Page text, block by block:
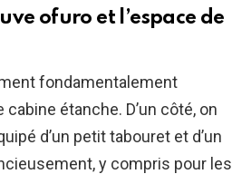
ofuro et l’espace de
fondamentalement
étanche. D’un côté, on
d’un petit tabouret et d’un
y compris pour les